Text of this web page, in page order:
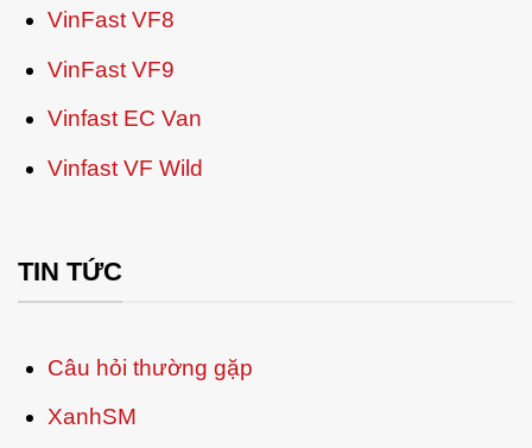
VinFast VF8
VinFast VF9
Vinfast EC Van
Vinfast VF Wild
TIN TỨC
Câu hỏi thường gặp
XanhSM